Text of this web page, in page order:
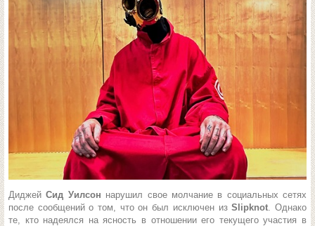
ДиджейСид Уилсон нарушил свое молчание в социальных сетях
после сообщений о том, что он был исключен изSlipknot. Однако
те, кто надеялся на ясность в отношении его текущего участия в